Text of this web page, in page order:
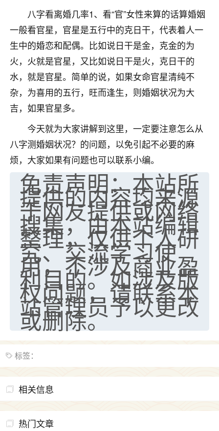
八字看离婚几率1、看“官”女性来算的话算婚姻
一般看官星，官星是五行中的克日干，代表着人一
生中的婚恋和配偶。比如说日干是金，克金的为
火，火就是官星，又比如说日干是火，克日干的
水，就是官星。简单的说，如果女命官星清纯不
杂，为喜用的五行，旺而逢生，则婚姻状况为大
吉，如果官星多。
今天就为大家讲解到这里，一定要注意怎么从
八字测婚姻状况？的问题，以免引起不必要的麻
烦，大家如果有问题也可以联系小编。
免责声明：本站所
提供的内容均来源
于网友提供或网络
搜集，由本站编辑
整理，仅供个人研
究、交流学习使
用，不涉及商业盈
利目的。如涉及版
权问题，请联系本
站管理员予以更改
或删除。
标签：
相关信息
热门文章
做梦梦见她，后来也是朋友介绍，找到慧来老
师，安排了超度法事，做梦再也没有梦到过
了，一开始是半信半疑的，图个心安，给亡母
超度，现在看来，人不信也不行。
2天前 来自云南 11
优秀的张同学
老师收徒吗？？我对这些很感兴趣